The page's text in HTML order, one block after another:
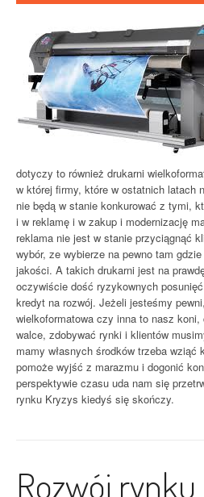
dotyczy to również drukarni
w której firmy, które w ostatnich latach
nie będą w stanie konkurować z tymi,
i w reklamę i w zakup i modernizację
reklama nie jest w stanie przyciągnąć
wybór, ze wybierze na pewno tam
jakości. A takich drukarni jest na
oczywiście dość ryzykownych
kredyt na rozwój. Jeżeli jesteśmy
wielkoformatowa czy inna to nasz
walce, zdobywać rynki i klientów
mamy własnych środków trzeba
pomoże wyjść z marazmu i dogonić
perspektywie czasu uda nam się
rynku Kryzys kiedyś się skończy.
Rozwój rynku